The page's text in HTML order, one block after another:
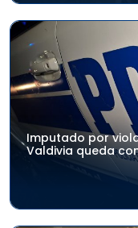
Imputado por
Valdivia queda